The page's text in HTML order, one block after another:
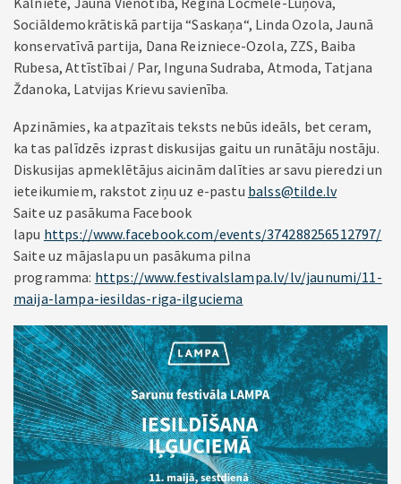
Sociāldemokrātiskā partija “Saskaņa“, Linda Ozola, Jaunā
konservatīvā partija, Dana Reizniece-Ozola, ZZS, Baiba
Rubesa, Attīstībai / Par, Inguna Sudraba, Atmoda, Tatjana
Ždanoka, Latvijas Krievu savienība.
Apzināmies, ka atpazītais teksts nebūs ideāls, bet ceram,
ka tas palīdzēs izprast diskusijas gaitu un runātāju nostāju.
Diskusijas apmeklētājus aicinām dalīties ar savu pieredzi un
ieteikumiem, rakstot ziņu uz e-pastu balss@tilde.lv
Saite uz pasākuma Facebook
lapu https://www.facebook.com/events/374288256512797/
Saite uz mājaslapu un pasākuma pilna
programma: https://www.festivalslampa.lv/lv/jaunumi/11-
maija-lampa-iesildas-riga-ilguciema